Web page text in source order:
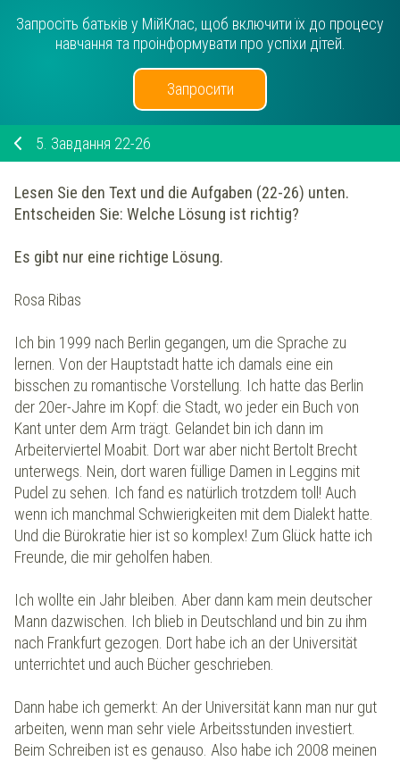
Запросіть батьків у МійКлас, щоб включити їх до процесу
навчання та проінформувати про успіхи дітей.
Запросити
5. Завдання 22-26
Lesen Sie den Text und die Aufgaben (22-26) unten.
Entscheiden Sie: Welche Lösung ist richtig?
Es gibt nur eine richtige Lösung.
Rosa Ribas
Ich bin 1999 nach Berlin gegangen, um die Sprache zu
lernen. Von der Hauptstadt hatte ich damals eine ein
bisschen zu romantische Vorstellung. Ich hatte das Berlin
der 20er-Jahre im Kopf: die Stadt, wo jeder ein Buch von
Kant unter dem Arm trägt. Gelandet bin ich dann im
Arbeiterviertel Moabit. Dort war aber nicht Bertolt Brecht
unterwegs. Nein, dort waren füllige Damen in Leggins mit
Pudel zu sehen. Ich fand es natürlich trotzdem toll! Auch
wenn ich manchmal Schwierigkeiten mit dem Dialekt hatte.
Und die Bürokratie hier ist so komplex! Zum Glück hatte ich
Freunde, die mir geholfen haben.
Ich wollte ein Jahr bleiben. Aber dann kam mein deutscher
Mann dazwischen. Ich blieb in Deutschland und bin zu ihm
nach Frankfurt gezogen. Dort habe ich an der Universität
unterrichtet und auch Bücher geschrieben.
Dann habe ich gemerkt: An der Universität kann man nur gut
arbeiten, wenn man sehr viele Arbeitsstunden investiert.
Beim Schreiben ist es genauso. Also habe ich 2008 meinen